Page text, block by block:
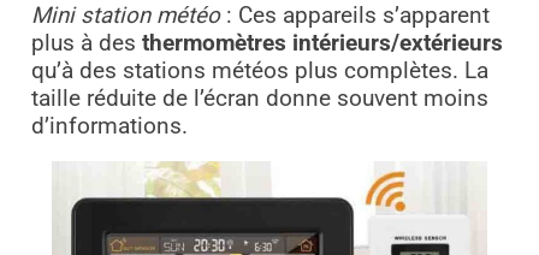
Mini station météo: Ces appareils s’apparent
plus à des thermomètres intérieurs/extérieurs
qu’à des stations météos plus complètes. La
taille réduite de l’écran donne souvent moins
d’informations.